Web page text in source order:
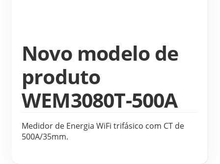
Novo modelo de
produto
WEM3080T-500A
Medidor de Energia WiFi trifásico com CT de
500A/35mm.